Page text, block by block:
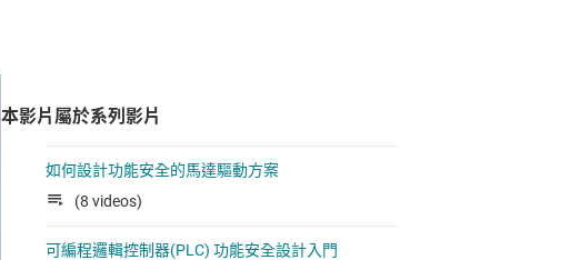
本影片屬於系列影片
如何設計功能安全的馬達驅動方案
(8 videos)
可編程邏輯控制器(PLC) 功能安全設計入門